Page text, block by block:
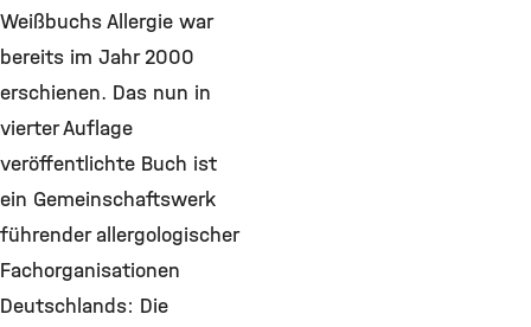
Weißbuchs Allergie war
bereits im Jahr 2000
erschienen. Das nun in
vierter Auflage
veröffentlichte Buch ist
ein Gemeinschaftswerk
führender allergologischer
Fachorganisationen
Deutschlands: Die